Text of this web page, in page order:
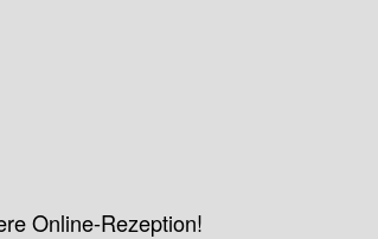
Online-Rezeption!